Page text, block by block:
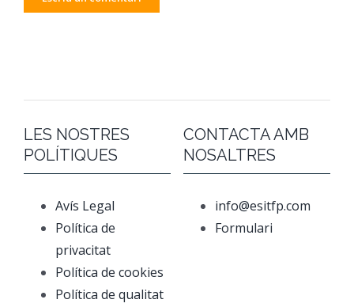
LES NOSTRES
POLÍTIQUES
Avís Legal
Política de
privacitat
Política de cookies
Política de qualitat
CONTACTA AMB
NOSALTRES
info@esitfp.com
Formulari